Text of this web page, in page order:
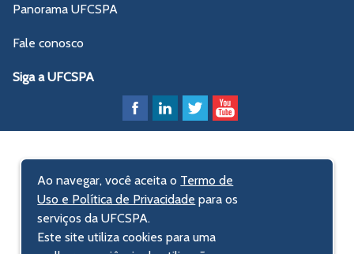
Panorama UFCSPA
Fale conosco
Siga a UFCSPA
Ao navegar, você aceita o Termo de
Uso e Política de Privacidade para os
serviços da UFCSPA.
Este site utiliza cookies para uma